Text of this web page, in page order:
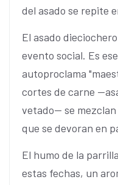
del asado se repite
El asado
evento social. Es
autoproclama
cortes de carne
vetado— se
que se devoran en
El humo de la
estas fechas, un